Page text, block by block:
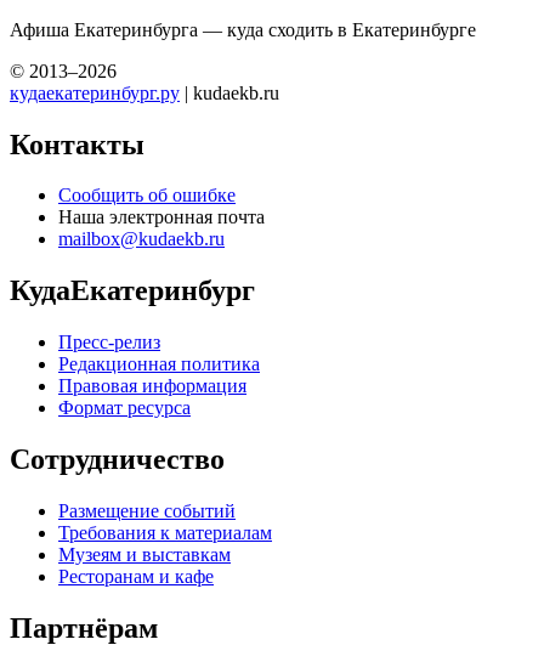
Афиша Екатеринбурга — куда сходить в Екатеринбурге
© 2013–2026
кудаекатеринбург.ру | kudaekb.ru
Контакты
Сообщить об ошибке
Наша электронная почта
mailbox@kudaekb.ru
КудаЕкатеринбург
Пресс-релиз
Редакционная политика
Правовая информация
Формат ресурса
Сотрудничество
Размещение событий
Требования к материалам
Музеям и выставкам
Ресторанам и кафе
Партнёрам